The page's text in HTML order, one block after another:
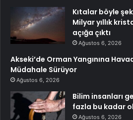
Kıtalar böyle
Milyar yıllık
açığa çıktı
Ağustos 6, 2026
Akseki’de Orman Yangınına
Müdahale Sürüyor
Ağustos 6, 2026
Bilim insanları
fazla bu kadar
Ağustos 6, 2026